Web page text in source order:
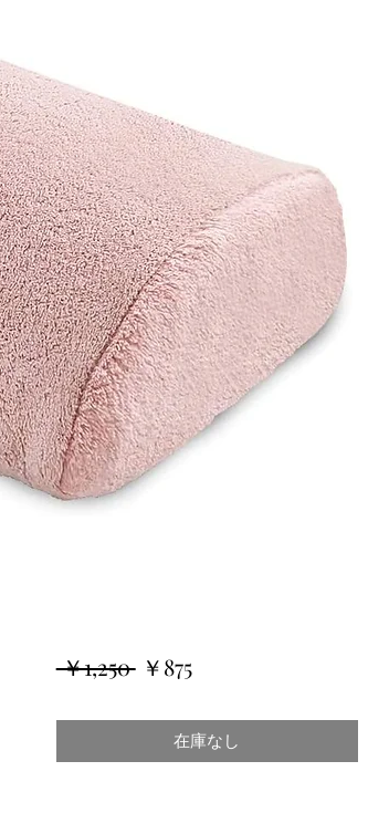
￥1,250 通￥875セ
ル
在庫なし